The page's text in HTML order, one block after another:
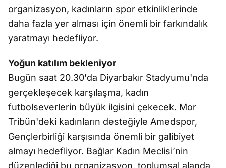
organizasyon, kadınların spor etkinliklerinde
daha fazla yer alması için önemli bir farkındalık
yaratmayı hedefliyor.
Yoğun katılım bekleniyor
Bugün saat 20.30'da Diyarbakır Stadyumu'nda
gerçekleşecek karşılaşma, kadın
futbolseverlerin büyük ilgisini çekecek. Mor
Tribün'deki kadınların desteğiyle Amedspor,
Gençlerbirliği karşısında önemli bir galibiyet
almayı hedefliyor. Bağlar Kadın Meclisi’nin
düzenlediği bu organizasyon, toplumsal alanda